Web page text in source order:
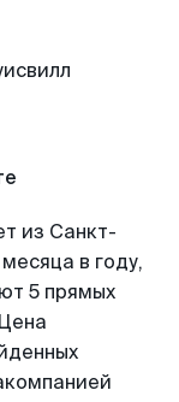
из Санкт-
в году,
5 прямых